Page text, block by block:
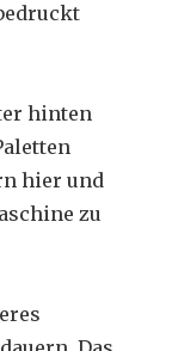
hinten
hier und
zu